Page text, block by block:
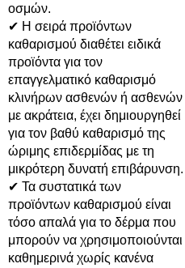
οσμών.
✔ Η σειρά προϊόντων
καθαρισμού διαθέτει ειδικά
προϊόντα για τον
επαγγελματικό καθαρισμό
κλινήρων ασθενών ή ασθενών
με ακράτεια, έχει δημιουργηθεί
για τον βαθύ καθαρισμό της
ώριμης επιδερμίδας με τη
μικρότερη δυνατή επιβάρυνση.
✔ Τα συστατικά των
προϊόντων καθαρισμού είναι
τόσο απαλά για το δέρμα που
μπορούν να χρησιμοποιούνται
καθημερινά χωρίς κανένα